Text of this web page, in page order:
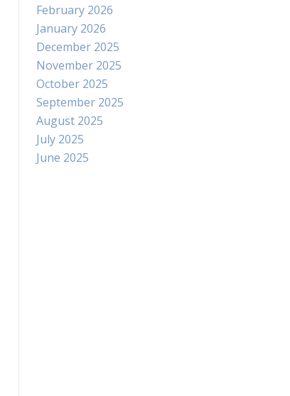
February 2026
January 2026
December 2025
November 2025
October 2025
September 2025
August 2025
July 2025
June 2025